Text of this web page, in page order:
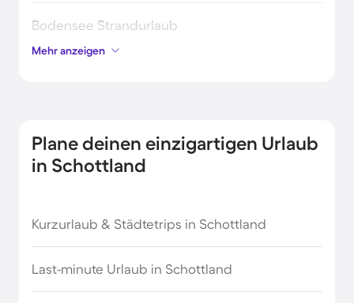
Bodensee Strandurlaub
Genua Strandurlaub
Madeira Strandurlaub
Mallorca Strandurlaub
Mehr anzeigen
Plane deinen einzigartigen Urlaub
in Schottland
Kurzurlaub & Städtetrips in Schottland
Last-minute Urlaub in Schottland